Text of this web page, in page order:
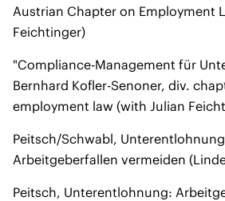
Austrian Chapter on Employment
Feichtinger)
"Compliance-Management für
Bernhard Kofler-Senoner, div.
employment law (with Julian
Peitsch/Schwabl,
Arbeitgeberfallen vermeiden
Peitsch, Unterentlohnung: